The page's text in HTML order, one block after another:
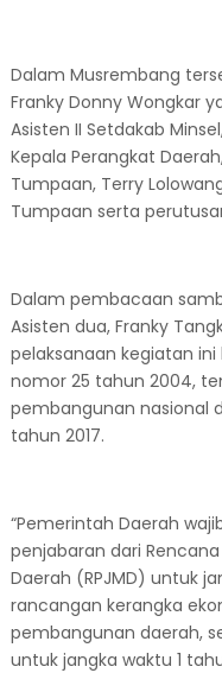
Dalam Musrembang
Franky Donny Wongkar
Asisten II Setdakab
Kepala Perangkat
Tumpaan, Terry
Tumpaan serta
Dalam pembacaan
Asisten dua, Franky
pelaksanaan kegiatan
nomor 25 tahun 2004,
pembangunan nasional
tahun 2017.
“Pemerintah Daerah
penjabaran dari
Daerah (RPJMD) untuk
rancangan kerangka
pembangunan daerah,
untuk jangka waktu 1